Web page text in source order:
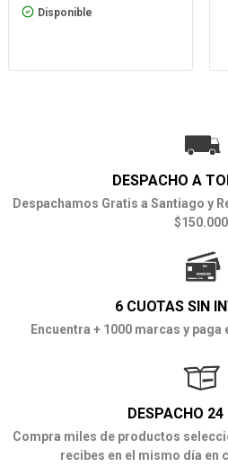
Disponible
DESPACHO A
Despachamos Gratis a Santiago y
$150.000
6 CUOTAS SIN
Encuentra + 1000 marcas y
DESPACHO 24
Compra miles de productos
recibes en el mismo día en